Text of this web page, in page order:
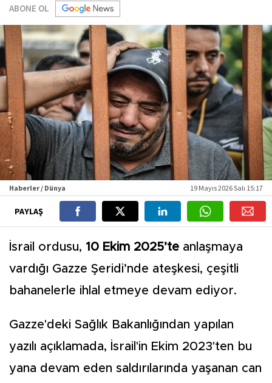
ABONE OL
Haberler / Dünya 19 Mayıs 2026 Salı 15:17
PAYLAŞ
İsrail ordusu, 10 Ekim 2025’te anlaşmaya
vardığı Gazze Şeridi’nde ateşkesi, çeşitli
bahanelerle ihlal etmeye devam ediyor.
Gazze'deki Sağlık Bakanlığından yapılan
yazılı açıklamada, İsrail'in Ekim 2023'ten bu
yana devam eden saldırılarında yaşanan can